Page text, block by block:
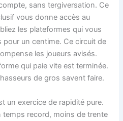
sans tergiversation. Ce
vous donne accès au
les plateformes qui vous
un centime. Ce circuit de
les joueurs avisés.
qui paie vite est terminée.
de gros savent faire.
un exercice de rapidité pure.
temps record, moins de trente